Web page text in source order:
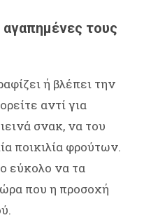
αγαπημένες τους
ή βλέπει την
αντί για
σνακ, να του
ποικιλία φρούτων.
εύκολο να τα
που η προσοχή